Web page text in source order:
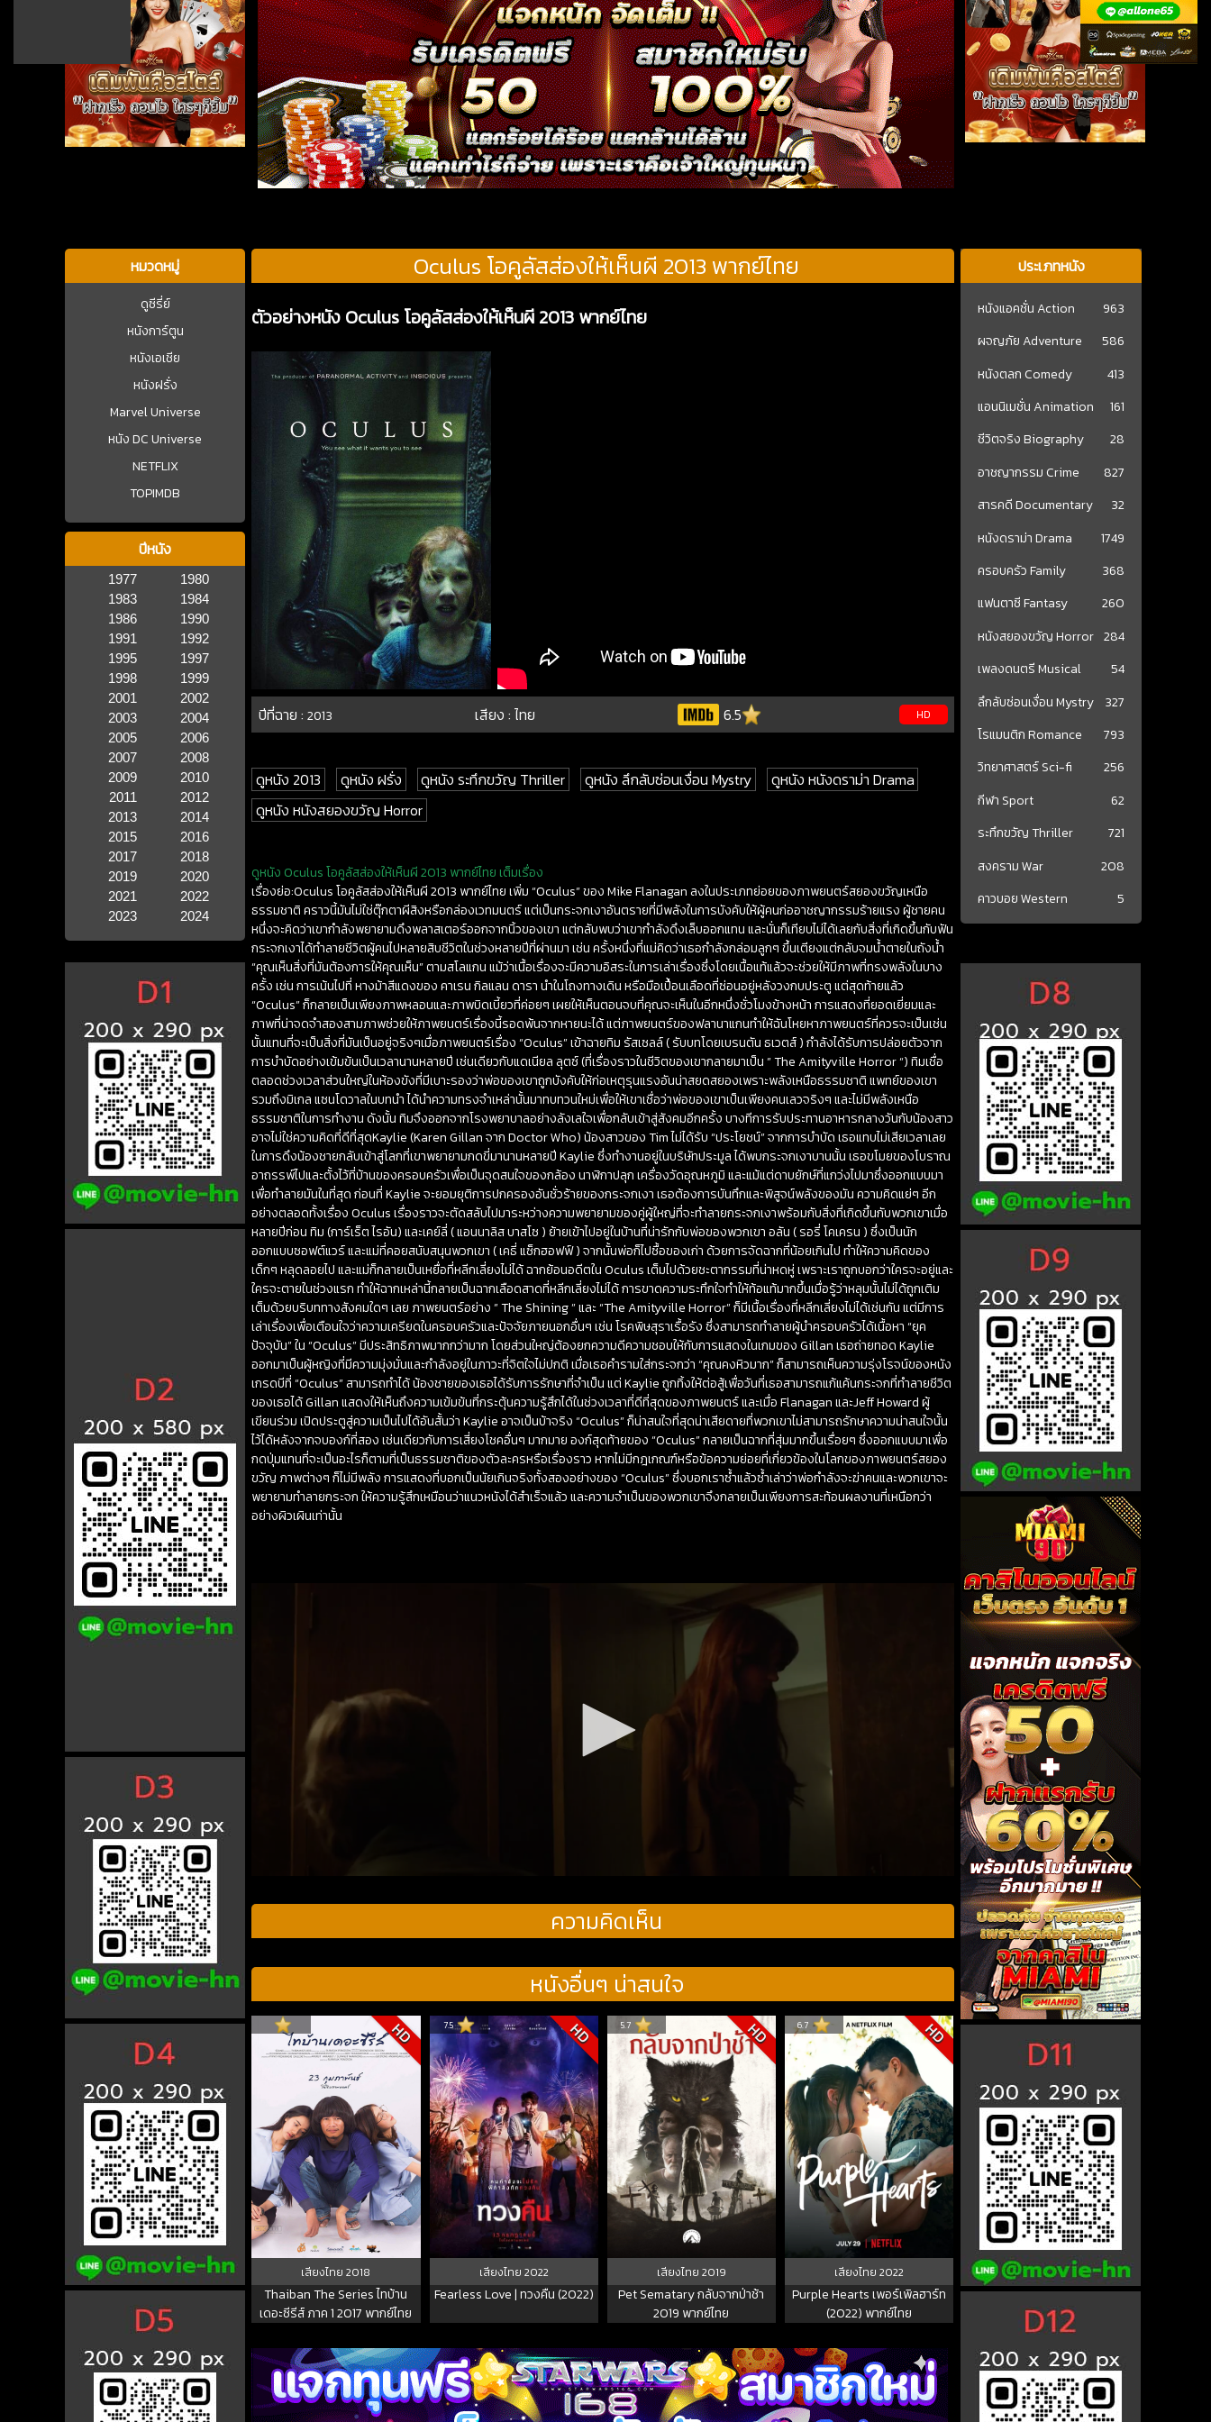
หมวดหมู่
ดูซีรี่ย์
หนังการ์ตูน
หนังเอเชีย
หนังฝรั่ง
Marvel Universe
หนัง DC Universe
NETFLIX
TOPIMDB
ปีหนัง
1977
1980
1983
1984
1986
1990
1991
1992
1995
1997
1998
1999
2001
2002
2003
2004
2005
2006
2007
2008
2009
2010
2011
2012
2013
2014
2015
2016
2017
2018
2019
2020
2021
2022
2023
2024
Oculus โอคูลัสส่องให้เห็นผี 2013 พากย์ไทย
ตัวอย่างหนัง Oculus โอคูลัสส่องให้เห็นผี 2013 พากย์ไทย
ปีที่ฉาย :2013 เสียง : ไทย 6.5 HD
ดูหนัง 2013 ดูหนัง ฝรั่ง ดูหนัง ระทึกขวัญ Thriller ดูหนัง ลึกลับซ่อนเงื่อน Mystry
ดูหนัง หนังดราม่า Drama
ดูหนัง หนังสยองขวัญ Horror
ดูหนัง Oculus โอคูลัสส่องให้เห็นผี 2013 พากย์ไทย เต็มเรื่อง
เรื่องย่อ:Oculus โอคูลัสส่องให้เห็นผี 2013 พากย์ไทย เพิ่ม “Oculus” ของ Mike Flanagan ลงในประเภทย่อยของภาพยนตร์สยองขวัญเหนือ
ธรรมชาติ คราวนี้มันไม่ใช่ตุ๊กตาผีสิงหรือกล่องเวทมนตร์ แต่เป็นกระจกเงาอันตรายที่มีพลังในการบังคับให้ผู้คนก่ออาชญากรรมร้ายแรง ผู้ชายคน
หนึ่งจะคิดว่าเขากำลังพยายามดึงพลาสเตอร์ออกจากนิ้วของเขา แต่กลับพบว่าเขากำลังดึงเล็บออกแทน และนั่นก็เทียบไม่ได้เลยกับสิ่งที่เกิดขึ้นกับฟัน
กระจกเงาได้ทำลายชีวิตผู้คนไปหลายสิบชีวิตในช่วงหลายปีที่ผ่านมา เช่น ครั้งหนึ่งที่แม่คิดว่าเธอกำลังกล่อมลูกๆ ขึ้นเตียงแต่กลับจมน้ำตายในถังน้ำ
“คุณเห็นสิ่งที่มันต้องการให้คุณเห็น” ตามสโลแกน แม้ว่าเนื้อเรื่องจะมีความอิสระในการเล่าเรื่องซึ่งโดยเนื้อแท้แล้วจะช่วยให้มีภาพที่ทรงพลังในบาง
ครั้ง เช่น การเน้นไปที่ หางม้าสีแดงของ คาเรน กิลแลน ดารา นำในโถงทางเดิน หรือมือเปื้อนเลือดที่ซ่อนอยู่หลังวงกบประตู แต่สุดท้ายแล้ว
“Oculus” ก็กลายเป็นเพียงภาพหลอนและภาพบิดเบี้ยวที่ค่อยๆ เผยให้เห็นตอนจบที่คุณจะเห็นในอีกหนึ่งชั่วโมงข้างหน้า การแสดงที่ยอดเยี่ยมและ
ภาพที่น่าจดจำสองสามภาพช่วยให้ภาพยนตร์เรื่องนี้รอดพ้นจากหายนะได้ แต่ภาพยนตร์ของฟลานาแกนทำให้ฉันโหยหาภาพยนตร์ที่ควรจะเป็นเช่น
นั้นแทนที่จะเป็นสิ่งที่มันเป็นอยู่จริงๆเมื่อภาพยนตร์เรื่อง “Oculus” เข้าฉายทิม รัสเซลล์ ( รับบทโดยเบรนตัน ธเวตส์ ) กำลังได้รับการปล่อยตัวจาก
การบำบัดอย่างเข้มข้นเป็นเวลานานหลายปี เช่นเดียวกับแดเนียล ลุตซ์ (ที่เรื่องราวในชีวิตของเขากลายมาเป็น ” The Amityville Horror “) ทิมเชื่อ
ตลอดช่วงเวลาส่วนใหญ่ในห้องขังที่มีเบาะรองว่าพ่อของเขาถูกบังคับให้ก่อเหตุรุนแรงอันน่าสยดสยองเพราะพลังเหนือธรรมชาติ แพทย์ของเขา
รวมถึงมิเกล แซนโดวาลในบทนำ ได้นำความทรงจำเหล่านั้นมาทบทวนใหม่เพื่อให้เขาเชื่อว่าพ่อของเขาเป็นเพียงคนเลวจริงๆ และไม่มีพลังเหนือ
ธรรมชาติในการทำงาน ดังนั้น ทิมจึงออกจากโรงพยาบาลอย่างลังเลใจเพื่อกลับเข้าสู่สังคมอีกครั้ง บางทีการรับประทานอาหารกลางวันกับน้องสาว
อาจไม่ใช่ความคิดที่ดีที่สุดKaylie (Karen Gillan จาก Doctor Who) น้องสาวของ Tim ไม่ได้รับ “ประโยชน์” จากการบำบัด เธอแทบไม่เสียเวลาเลย
ในการดึงน้องชายกลับเข้าสู่โลกที่เขาพยายามกดขี่มานานหลายปี Kaylie ซึ่งทำงานอยู่ในบริษัทประมูล ได้พบกระจกเงาบานนั้น เธอขโมยของโบราณ
อาถรรพ์ไปและตั้งไว้ที่บ้านของครอบครัวเพื่อเป็นจุดสนใจของกล้อง นาฬิกาปลุก เครื่องวัดอุณหภูมิ และแม้แต่ดาบยักษ์ที่แกว่งไปมาซึ่งออกแบบมา
เพื่อทำลายมันในที่สุด ก่อนที่ Kaylie จะยอมยุติการปกครองอันชั่วร้ายของกระจกเงา เธอต้องการบันทึกและพิสูจน์พลังของมัน ความคิดแย่ๆ อีก
อย่างตลอดทั้งเรื่อง Oculus เรื่องราวจะตัดสลับไปมาระหว่างความพยายามของคู่ผู้ใหญ่ที่จะทำลายกระจกเงาพร้อมกับสิ่งที่เกิดขึ้นกับพวกเขาเมื่อ
หลายปีก่อน ทิม (การ์เร็ต ไรอัน) และเคย์ลี่ ( แอนนาลิส บาสโซ ) ย้ายเข้าไปอยู่ในบ้านที่น่ารักกับพ่อของพวกเขา อลัน ( รอรี่ โคเครน ) ซึ่งเป็นนัก
ออกแบบซอฟต์แวร์ และแม่ที่คอยสนับสนุนพวกเขา ( เคธี่ แซ็กฮอฟฟ์ ) จากนั้นพ่อก็ไปซื้อของเก่า ด้วยการจัดฉากที่น้อยเกินไป ทำให้ความคิดของ
เด็กๆ หลุดลอยไป และแม่ก็กลายเป็นเหยื่อที่หลีกเลี่ยงไม่ได้ ฉากย้อนอดีตใน Oculus เต็มไปด้วยชะตากรรมที่น่าหดหู่ เพราะเราถูกบอกว่าใครจะอยู่และ
ใครจะตายในช่วงแรก ทำให้ฉากเหล่านี้กลายเป็นฉากเลือดสาดที่หลีกเลี่ยงไม่ได้ การขาดความระทึกใจทำให้ท้อแท้มากขึ้นเมื่อรู้ว่าหลุมนั้นไม่ได้ถูกเติม
เต็มด้วยบริบททางสังคมใดๆ เลย ภาพยนตร์อย่าง ” The Shining ” และ “The Amityville Horror” ก็มีเนื้อเรื่องที่หลีกเลี่ยงไม่ได้เช่นกัน แต่มีการ
เล่าเรื่องเพื่อเตือนใจว่าความเครียดในครอบครัวและปัจจัยภายนอกอื่นๆ เช่น โรคพิษสุราเรื้อรัง ซึ่งสามารถทำลายผู้นำครอบครัวได้เนื้อหา “ยุค
ปัจจุบัน” ใน “Oculus” มีประสิทธิภาพมากกว่ามาก โดยส่วนใหญ่ต้องยกความดีความชอบให้กับการแสดงในเกมของ Gillan เธอถ่ายทอด Kaylie
ออกมาเป็นผู้หญิงที่มีความมุ่งมั่นและกำลังอยู่ในภาวะที่จิตใจไม่ปกติ เมื่อเธอคำรามใส่กระจกว่า “คุณคงหิวมาก” ก็สามารถเห็นความรุ่งโรจน์ของหนัง
เกรดบีที่ “Oculus” สามารถทำได้ น้องชายของเธอได้รับการรักษาที่จำเป็น แต่ Kaylie ถูกทิ้งให้ต่อสู้เพื่อวันที่เธอสามารถแก้แค้นกระจกที่ทำลายชีวิต
ของเธอได้ Gillan แสดงให้เห็นถึงความเข้มข้นที่กระตุ้นความรู้สึกได้ในช่วงเวลาที่ดีที่สุดของภาพยนตร์ และเมื่อ Flanagan และJeff Howard ผู้
เขียนร่วม เปิดประตูสู่ความเป็นไปได้อันสั้นว่า Kaylie อาจเป็นบ้าจริง “Oculus” ก็น่าสนใจที่สุดน่าเสียดายที่พวกเขาไม่สามารถรักษาความน่าสนใจนั้น
ไว้ได้หลังจากจบองก์ที่สอง เช่นเดียวกับการเสี่ยงโชคอื่นๆ มากมาย องก์สุดท้ายของ “Oculus” กลายเป็นฉากที่สุ่มมากขึ้นเรื่อยๆ ซึ่งออกแบบมาเพื่อ
กดปุ่มแทนที่จะเป็นอะไรก็ตามที่เป็นธรรมชาติของตัวละครหรือเรื่องราว หากไม่มีกฎเกณฑ์หรือข้อความย่อยที่เกี่ยวข้องในโลกของภาพยนตร์สยอง
ขวัญ ภาพต่างๆ ก็ไม่มีพลัง การแสดงที่บอกเป็นนัยเกินจริงทั้งสองอย่างของ “Oculus” ซึ่งบอกเราซ้ำแล้วซ้ำเล่าว่าพ่อกำลังจะฆ่าคนและพวกเขาจะ
พยายามทำลายกระจก ให้ความรู้สึกเหมือนว่าแนวหนังได้สำเร็จแล้ว และความจำเป็นของพวกเขาจึงกลายเป็นเพียงการสะท้อนผลงานที่เหนือกว่า
อย่างผิวเผินเท่านั้น
ความคิดเห็น
หนังอื่นๆ น่าสนใจ
HD
เสียงไทย2018
Thaiban The Series ไทบ้าน
เดอะซีรีส์ ภาค 1 2017 พากย์ไทย
7.5 HD
เสียงไทย 2022
Fearless Love | ทวงคืน (2022)
5.7 HD
เสียงไทย 2019
Pet Sematary กลับจากป่าช้า
2019 พากย์ไทย
6.7 HD
เสียงไทย2022
Purple Hearts เพอร์เพิลฮาร์ท
(2022) พากย์ไทย
ประเภทหนัง
หนังแอคชั่น Action
963
ผจญภัย Adventure
586
หนังตลก Comedy
413
แอนนิเมชั่น Animation
161
ชีวิตจริง Biography
28
อาชญากรรม Crime
827
สารคดี Documentary
32
หนังดราม่า Drama
1749
ครอบครัว Family
368
แฟนตาซี Fantasy
260
หนังสยองขวัญ Horror 284
เพลงดนตรี Musical
54
ลึกลับซ่อนเงื่อน Mystry
327
โรแมนติก Romance
793
วิทยาศาสตร์ Sci-fi
256
กีฬา Sport
62
ระทึกขวัญ Thriller
721
สงคราม War
208
คาวบอย Western
5